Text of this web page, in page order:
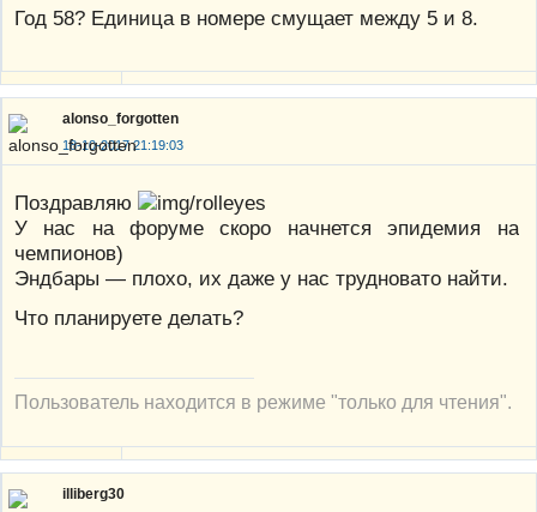
Год 58? Единица в номере смущает между 5 и 8.
alonso_forgotten
18-10-2017 21:19:03
Поздравляю
У нас на форуме скоро начнется эпидемия на
чемпионов)
Эндбары — плохо, их даже у нас трудновато найти.
Что планируете делать?
Пользователь находится в режиме "только для чтения".
illiberg30